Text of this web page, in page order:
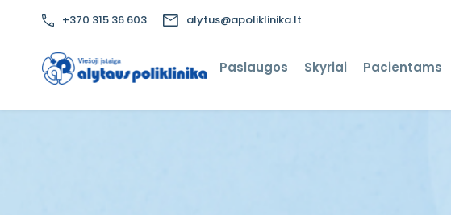
+370 315 36 603 alytus@apoliklinika.lt
Paslaugos Skyriai Pacientams